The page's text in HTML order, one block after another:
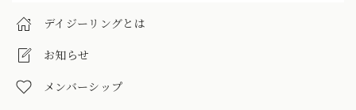
デイジーリングとは
お知らせ
メンバーシップ